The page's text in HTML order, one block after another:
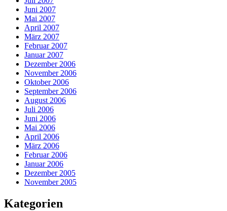
Juni 2007
Mai 2007
April 2007
März 2007
Februar 2007
Januar 2007
Dezember 2006
November 2006
Oktober 2006
September 2006
August 2006
Juli 2006
Juni 2006
Mai 2006
April 2006
März 2006
Februar 2006
Januar 2006
Dezember 2005
November 2005
Kategorien